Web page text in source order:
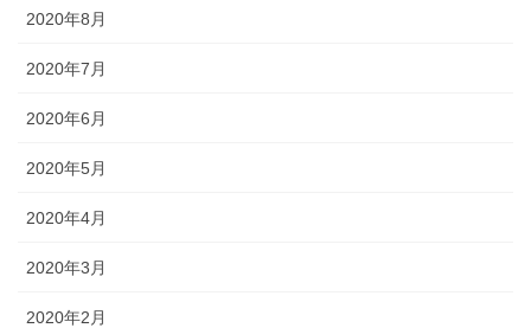
2020年8月
2020年7月
2020年6月
2020年5月
2020年4月
2020年3月
2020年2月